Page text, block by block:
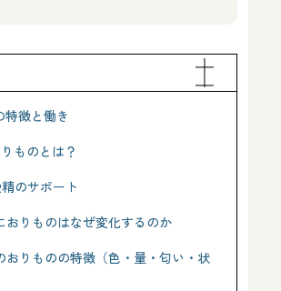
特徴と働き
ものとは？
のサポート
おりものはなぜ変化するのか
おりものの特徴（色・量・匂い・状